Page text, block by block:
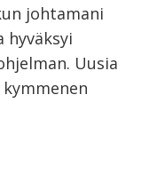
johtamani
Uusia